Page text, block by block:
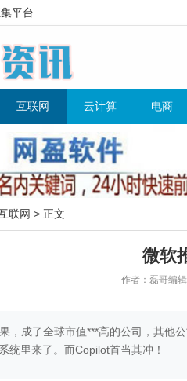
平台
互联网 云计算 电商
联网 > 正文
微软
作者：磊哥编辑
，成了全球市值***高的公司，其他
统里来了。而Copilot首当其冲！